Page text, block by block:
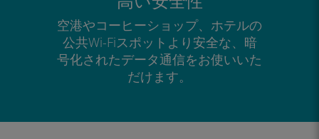
空港やコーヒーショップ、ホテルの
公共Wi-Fiスポットより安全な、暗
号化されたデータ通信をお使いいた
だけます。